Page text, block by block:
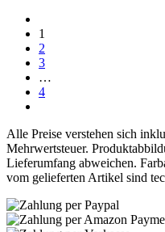
1
2
3
…
4
Alle Preise verstehen sich
Mehrwertsteuer.
Lieferumfang abweichen.
vom gelieferten Artikel sind